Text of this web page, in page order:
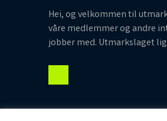
Hei, og velkommen til
våre medlemmer og andre
jobber med. Utmarkslaget